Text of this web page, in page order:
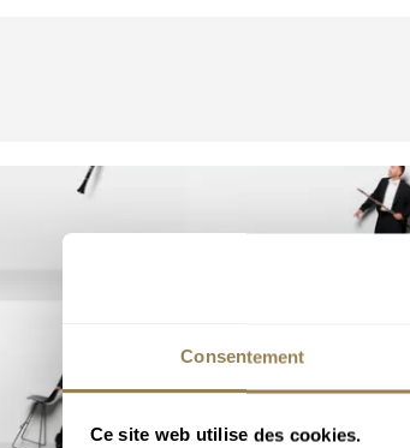
Consentement
Ce site web utilise des cookies.